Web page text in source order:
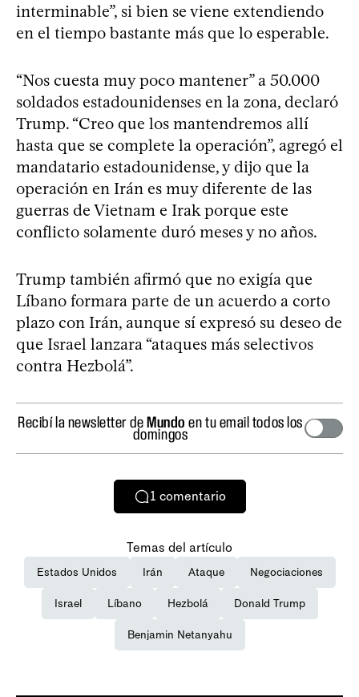
interminable”, si bien se viene extendiendo
en el tiempo bastante más que lo esperable.
“Nos cuesta muy poco mantener” a 50.000
soldados estadounidenses en la zona, declaró
Trump. “Creo que los mantendremos allí
hasta que se complete la operación”, agregó el
mandatario estadounidense, y dijo que la
operación en Irán es muy diferente de las
guerras de Vietnam e Irak porque este
conflicto solamente duró meses y no años.
Trump también afirmó que no exigía que
Líbano formara parte de un acuerdo a corto
plazo con Irán, aunque sí expresó su deseo de
que Israel lanzara “ataques más selectivos
contra Hezbolá”.
Recibí la newsletter deMundo en tu email todos los
domingos
1 comentario
Temas del artículo
Estados Unidos Irán Ataque Negociaciones
Israel Líbano Hezbolá Donald Trump
Benjamin Netanyahu